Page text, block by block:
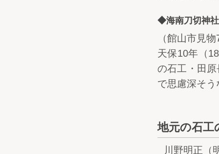
◆海南刀切神社
（館山市見
天保10年（
の石工・田
で思慮深そう
地元の石工
川野明正（